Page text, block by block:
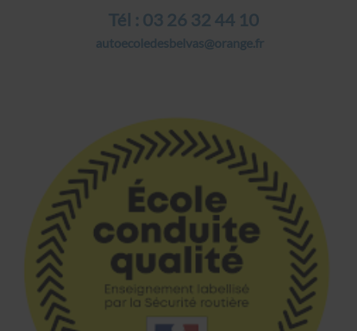
Tél : 03 26 32 44 10
autoecoledesbelvas@orange.fr